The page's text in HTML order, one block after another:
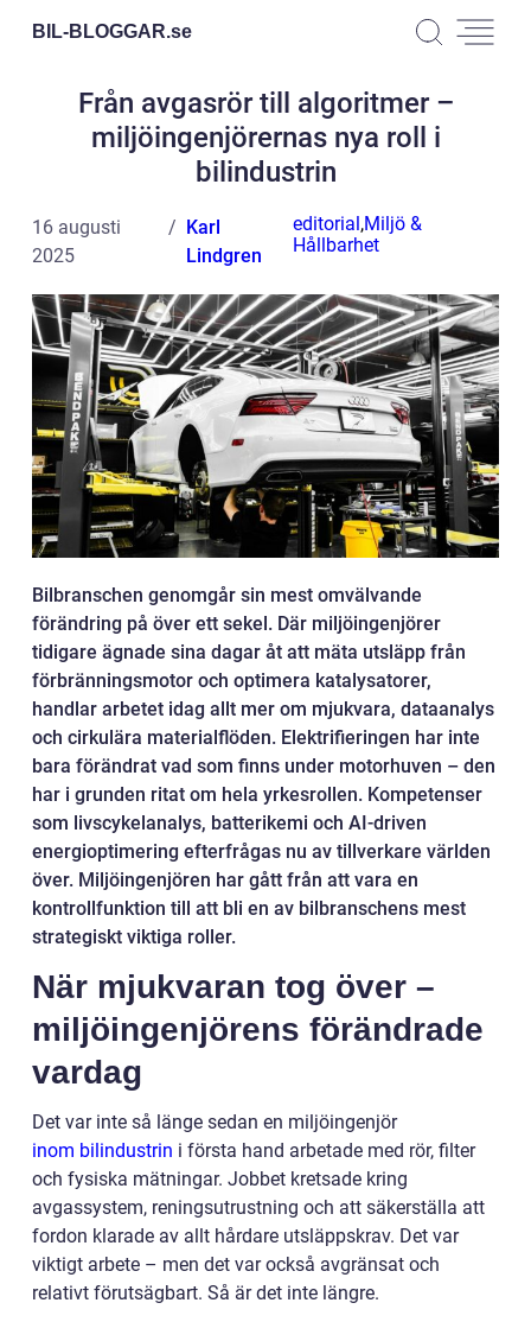
BIL-BLOGGAR.se
Från avgasrör till algoritmer –
miljöingenjörernas nya roll i
bilindustrin
16 augusti
2025
Karl
Lindgren
editorial,Miljö &
Hållbarhet
Bilbranschen genomgår sin mest omvälvande
förändring på över ett sekel. Där miljöingenjörer
tidigare ägnade sina dagar åt att mäta utsläpp från
förbränningsmotor och optimera katalysatorer,
handlar arbetet idag allt mer om mjukvara, dataanalys
och cirkulära materialflöden. Elektrifieringen har inte
bara förändrat vad som finns under motorhuven – den
har i grunden ritat om hela yrkesrollen. Kompetenser
som livscykelanalys, batterikemi och AI-driven
energioptimering efterfrågas nu av tillverkare världen
över. Miljöingenjören har gått från att vara en
kontrollfunktion till att bli en av bilbranschens mest
strategiskt viktiga roller.
När mjukvaran tog över –
miljöingenjörens förändrade
vardag
Det var inte så länge sedan en miljöingenjör
inom bilindustrin i första hand arbetade med rör, filter
och fysiska mätningar. Jobbet kretsade kring
avgassystem, reningsutrustning och att säkerställa att
fordon klarade av allt hårdare utsläppskrav. Det var
viktigt arbete – men det var också avgränsat och
relativt förutsägbart. Så är det inte längre.